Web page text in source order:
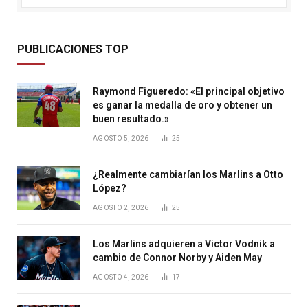
PUBLICACIONES TOP
Raymond Figueredo: «El principal objetivo
es ganar la medalla de oro y obtener un
buen resultado.»
AGOSTO 5, 2026 25
¿Realmente cambiarían los Marlins a Otto
López?
AGOSTO 2, 2026 25
Los Marlins adquieren a Victor Vodnik a
cambio de Connor Norby y Aiden May
AGOSTO 4, 2026 17